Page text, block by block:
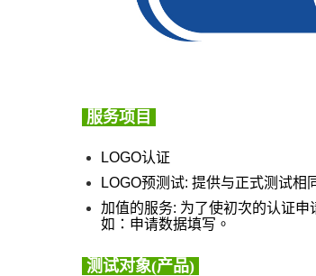
服务项目
LOGO认证
LOGO预测试: 提供与正式测试相
加值的服务: 为了使初次的认证
如：申请数据填写。
测试对象(产品)